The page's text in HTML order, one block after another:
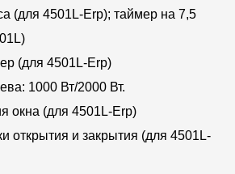
(для 4501L-Erp); таймер на 7,5
(для 4501L-Erp)
1000 Вт/2000 Вт.
окна (для 4501L-Erp)
открытия и закрытия (для 4501L-